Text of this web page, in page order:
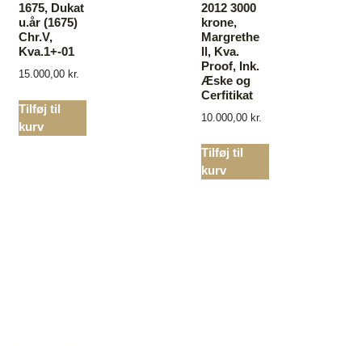
1675, Dukat
u.år (1675)
Chr.V,
Kva.1+-01
15.000,00 kr.
Tilføj til
kurv
2012 3000
krone,
Margrethe
ll, Kva.
Proof, Ink.
Æske og
Cerfitikat
10.000,00 kr.
Tilføj til
kurv